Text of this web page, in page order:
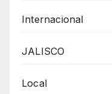
Internacional
JALISCO
Local